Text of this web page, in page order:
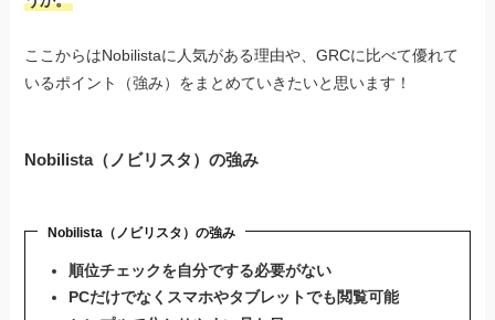
ここからはNobilistaに人気がある理由や、GRCに比べて優れて
いるポイント（強み）をまとめていきたいと思います！
Nobilista（ノビリスタ）の強み
Nobilista（ノビリスタ）の強み
順位チェックを自分でする必要がない
PCだけでなくスマホやタブレットでも閲覧可能